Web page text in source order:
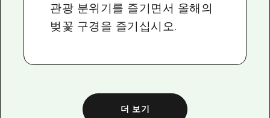
관광 분위기를 즐기면서 올해의
벚꽃 구경을 즐기십시오.
더 보기